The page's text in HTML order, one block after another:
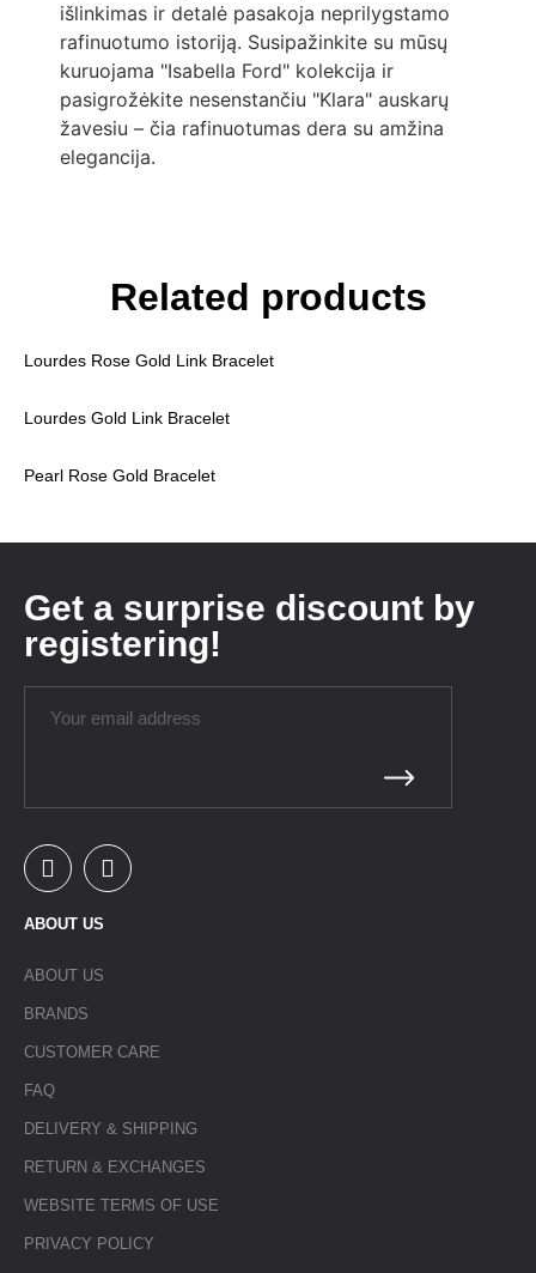
išlinkimas ir detalė pasakoja neprilygstamo
rafinuotumo istoriją. Susipažinkite su mūsų
kuruojama "Isabella Ford" kolekcija ir
pasigrožėkite nesenstančiu "Klara" auskarų
žavesiu – čia rafinuotumas dera su amžina
elegancija.
Related products
Lourdes Rose Gold Link Bracelet
Lourdes Gold Link Bracelet
Pearl Rose Gold Bracelet
Get a surprise discount by
registering!
ABOUT US
ABOUT US
BRANDS
CUSTOMER CARE
FAQ
DELIVERY & SHIPPING
RETURN & EXCHANGES
WEBSITE TERMS OF USE
PRIVACY POLICY